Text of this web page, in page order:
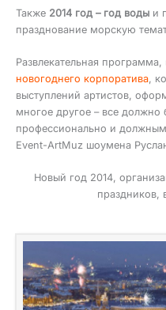
Также 2014 год – год воды и
празднование морскую
Развлекательная
новогоднего корпоратива,
выступлений артистов,
многое другое – все должно
профессионально и
Event-ArtMuz шоумена
Новый год 2014,
праздников,